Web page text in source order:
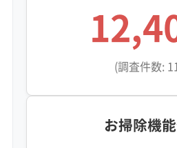
(調査件数:
お掃除機